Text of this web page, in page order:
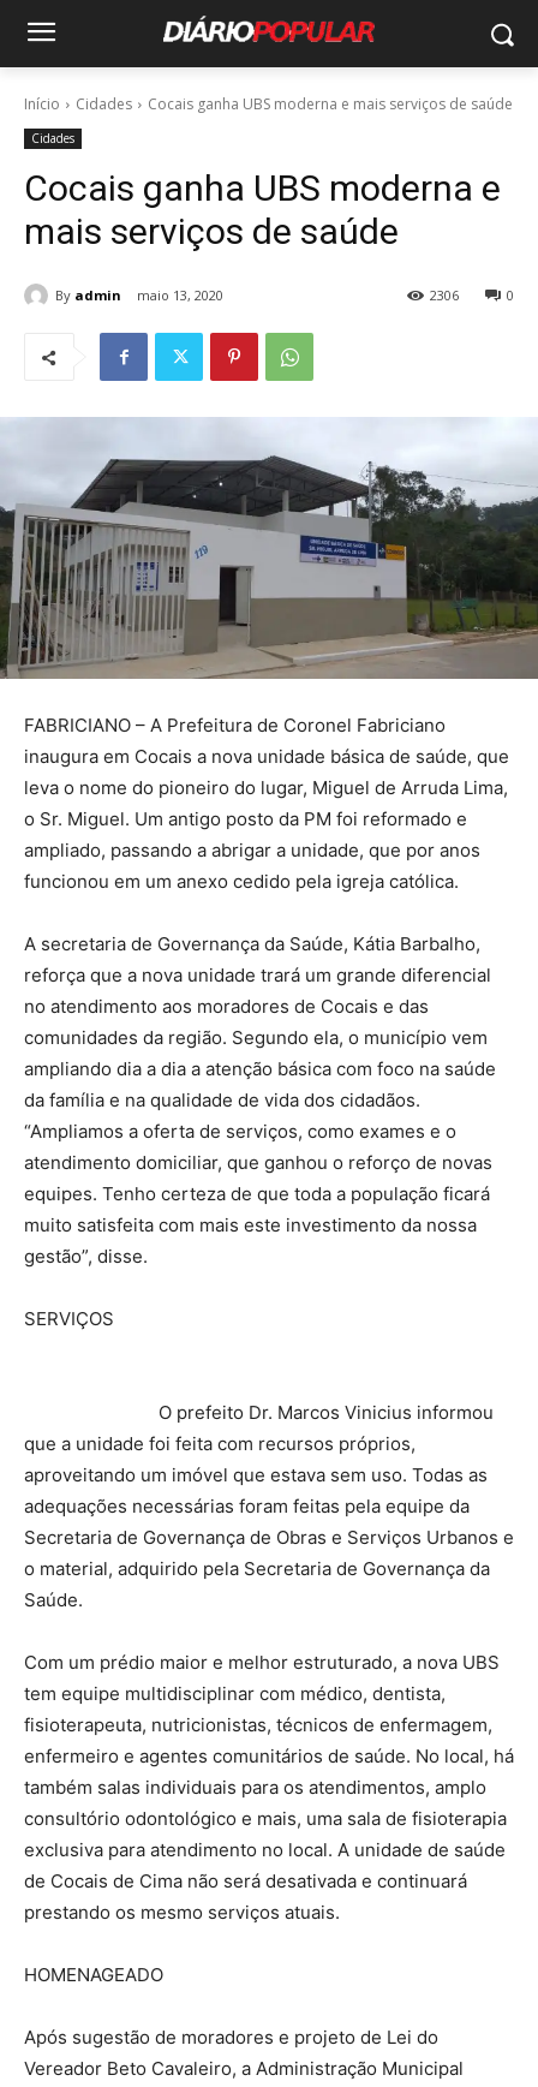
Início Cidades Cocais ganha UBS moderna e mais serviços de saúde
Cidades
Cocais ganha UBS moderna e
mais serviços de saúde
By admin maio 13, 2020 0
2306
FABRICIANO – A Prefeitura de Coronel Fabriciano
inaugura em Cocais a nova unidade básica de saúde, que
leva o nome do pioneiro do lugar, Miguel de Arruda Lima,
o Sr. Miguel. Um antigo posto da PM foi reformado e
ampliado, passando a abrigar a unidade, que por anos
funcionou em um anexo cedido pela igreja católica.
A secretaria de Governança da Saúde, Kátia Barbalho,
reforça que a nova unidade trará um grande diferencial
no atendimento aos moradores de Cocais e das
comunidades da região. Segundo ela, o município vem
ampliando dia a dia a atenção básica com foco na saúde
da família e na qualidade de vida dos cidadãos.
“Ampliamos a oferta de serviços, como exames e o
atendimento domiciliar, que ganhou o reforço de novas
equipes. Tenho certeza de que toda a população ficará
muito satisfeita com mais este investimento da nossa
gestão”, disse.
SERVIÇOS
O prefeito Dr. Marcos Vinicius informou
que a unidade foi feita com recursos próprios,
aproveitando um imóvel que estava sem uso. Todas as
adequações necessárias foram feitas pela equipe da
Secretaria de Governança de Obras e Serviços Urbanos e
o material, adquirido pela Secretaria de Governança da
Saúde.
Com um prédio maior e melhor estruturado, a nova UBS
tem equipe multidisciplinar com médico, dentista,
fisioterapeuta, nutricionistas, técnicos de enfermagem,
enfermeiro e agentes comunitários de saúde. No local, há
também salas individuais para os atendimentos, amplo
consultório odontológico e mais, uma sala de fisioterapia
exclusiva para atendimento no local. A unidade de saúde
de Cocais de Cima não será desativada e continuará
prestando os mesmo serviços atuais.
HOMENAGEADO
Após sugestão de moradores e projeto de Lei do
Vereador Beto Cavaleiro, a Administração Municipal